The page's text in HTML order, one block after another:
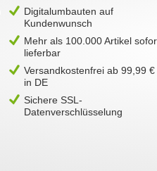
Digitalumbauten auf
Kundenwunsch
Mehr als 100.000 Artikel
lieferbar
Versandkostenfrei ab 99,99 €
in DE
Sichere SSL-
Datenverschlüsselung